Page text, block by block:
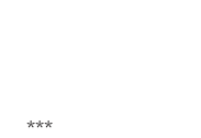
***